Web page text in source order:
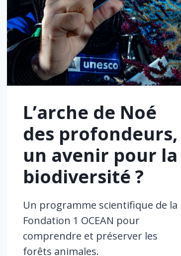
L’arche de Noé
des profondeurs,
un avenir pour la
biodiversité ?
Un programme scientifique de la
Fondation 1 OCEAN pour
comprendre et préserver les
forêts animales.